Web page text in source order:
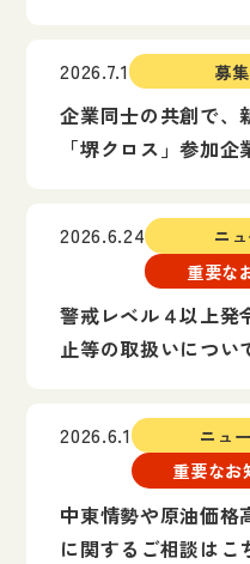
2026.7.1 募集
企業同士の共創で、
「堺クロス」参加
2026.6.24
ニ
重要な
警戒レベル４以上発
止等の取扱いについ
2026.6.1
ニュ
重要なお
中東情勢や原油価格
に関するご相談はこ